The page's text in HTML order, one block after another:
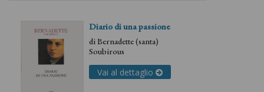
Diario di una passione
diBernadette (santa)
Soubirous
Vai al dettaglio